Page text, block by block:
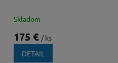
Skladom
175 € / ks
DETAIL